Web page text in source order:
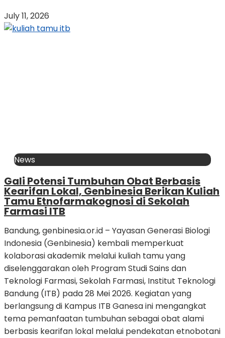
July 11, 2026
News
Gali Potensi Tumbuhan Obat Berbasis
Kearifan Lokal, Genbinesia Berikan Kuliah
Tamu Etnofarmakognosi di Sekolah
Farmasi ITB
Bandung, genbinesia.or.id – Yayasan Generasi Biologi
Indonesia (Genbinesia) kembali memperkuat
kolaborasi akademik melalui kuliah tamu yang
diselenggarakan oleh Program Studi Sains dan
Teknologi Farmasi, Sekolah Farmasi, Institut Teknologi
Bandung (ITB) pada 28 Mei 2026. Kegiatan yang
berlangsung di Kampus ITB Ganesa ini mengangkat
tema pemanfaatan tumbuhan sebagai obat alami
berbasis kearifan lokal melalui pendekatan etnobotani